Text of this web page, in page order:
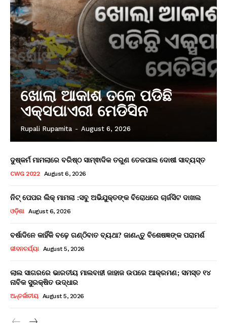
ଖୋଲା ଆକାଶ ତଳେ ପଡିଛି
ଏକ୍ସପାଏରୀ ମେଡିସିନ
Rupali Rupamita - August 6, 2026
ଦୁଷ୍କର୍ମ ମାମଲାରେ ବରିଷ୍ଠ ସାମ୍ଵାଦିକ ତରୁଣ ତେଜପାଲ ଦୋଷୀ ସାବ୍ୟସ୍ତ
CWG 2022 August 6, 2026
ନିଟ୍ ପେପର ଲିକ୍ ମାମଲା :ସବୁ ଅଭିଯୁକ୍ତଙ୍କ ବିରୋଧରେ ଚାର୍ଜସିଟ ଦାଖଲ
ଓଡ଼ିଶା August 6, 2026
ବର୍ଷାଦିନେ କାହିଁକି ବଢ଼େ ଗଣ୍ଠିବାତ ବ୍ୟଥା? ଜାଣନ୍ତୁ ବିଶେଷଜ୍ଞଙ୍କ ପରାମର୍ଶ
ଜୀବନଚର୍ଯ୍ୟା August 5, 2026
ଲାଲ ସାଗରରେ ଭାରତୀୟ ମାଲବାହୀ ଜାହାଜ ଉପରେ ଆକ୍ରମଣ; ସମସ୍ତ ୧୪
ନାବିକ ସୁରକ୍ଷିତ ଉଦ୍ଧାର
ଅନ୍ତର୍ଜାତୀୟ August 5, 2026